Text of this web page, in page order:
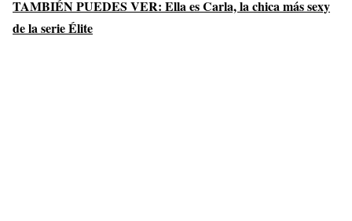
TAMBIÉN PUEDES VER: Ella es Carla, la chica más sexy
de la serie Élite